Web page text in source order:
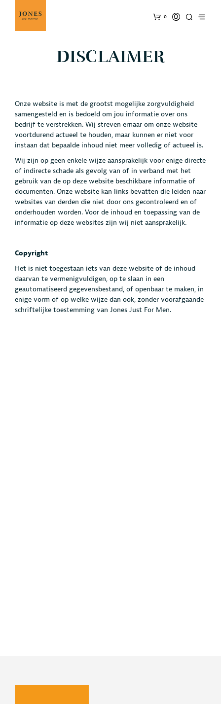
0
DISCLAIMER
Onze website is met de grootst mogelijke zorgvuldigheid
samengesteld en is bedoeld om jou informatie over ons
bedrijf te verstrekken. Wij streven ernaar om onze website
voortdurend actueel te houden, maar kunnen er niet voor
instaan dat bepaalde inhoud niet meer volledig of actueel is.
Wij zijn op geen enkele wijze aansprakelijk voor enige directe
of indirecte schade als gevolg van of in verband met het
gebruik van de op deze website beschikbare informatie of
documenten. Onze website kan links bevatten die leiden naar
websites van derden die niet door ons gecontroleerd en of
onderhouden worden. Voor de inhoud en toepassing van de
informatie op deze websites zijn wij niet aansprakelijk.
Copyright
Het is niet toegestaan iets van deze website of de inhoud
daarvan te vermenigvuldigen, op te slaan in een
geautomatiseerd gegevensbestand, of openbaar te maken, in
enige vorm of op welke wijze dan ook, zonder voorafgaande
schriftelijke toestemming van Jones Just For Men.